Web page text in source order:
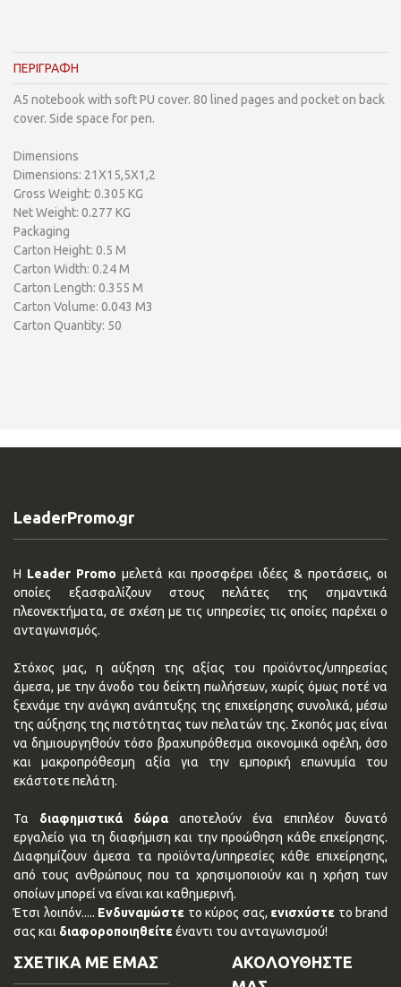
ΠΕΡΙΓΡΑΦΗ
A5 notebook with soft PU cover. 80 lined pages and pocket on back
cover. Side space for pen.
Dimensions
Dimensions: 21X15,5X1,2
Gross Weight: 0.305 KG
Net Weight: 0.277 KG
Packaging
Carton Height: 0.5 M
Carton Width: 0.24 M
Carton Length: 0.355 M
Carton Volume: 0.043 M3
Carton Quantity: 50
LeaderPromo.gr
Η Leader Promo μελετά και προσφέρει ιδέες & προτάσεις, οι
οποίες εξασφαλίζουν στους πελάτες της σημαντικά
πλεονεκτήματα, σε σχέση με τις υπηρεσίες τις οποίες παρέχει ο
ανταγωνισμός.
Στόχος μας, η αύξηση της αξίας του προϊόντος/υπηρεσίας
άμεσα, με την άνοδο του δείκτη πωλήσεων, χωρίς όμως ποτέ να
ξεχνάμε την ανάγκη ανάπτυξης της επιχείρησης συνολικά, μέσω
της αύξησης της πιστότητας των πελατών της. Σκοπός μας είναι
να δημιουργηθούν τόσο βραχυπρόθεσμα οικονομικά οφέλη, όσο
και μακροπρόθεσμη αξία για την εμπορική επωνυμία του
εκάστοτε πελάτη.
Τα διαφημιστικά δώρα αποτελούν ένα επιπλέον δυνατό
εργαλείο για τη διαφήμιση και την προώθηση κάθε επχείρησης.
Διαφημίζουν άμεσα τα προϊόντα/υπηρεσίες κάθε επιχείρησης,
από τους ανθρώπους που τα χρησιμοποιούν και η χρήση των
οποίων μπορεί να είναι και καθημερινή.
Έτσι λοιπόν..... Ενδυναμώστε το κύρος σας, ενισχύστε το brand
σας και διαφοροποιηθείτεέναντι του ανταγωνισμού!
ΣΧΕΤΙΚΑ ΜΕ ΕΜΑΣ
ΑΚΟΛΟΥΘΗΣΤΕ